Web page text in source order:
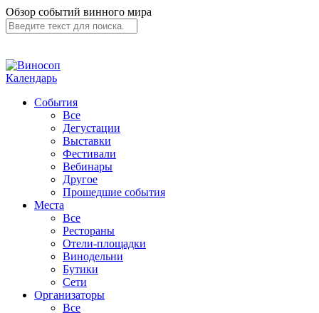
Обзор событий винного мира
Календарь
События
Все
Дегустации
Выставки
Фестивали
Вебинары
Другое
Прошедшие события
Места
Все
Рестораны
Отели-площадки
Винодельни
Бутики
Сети
Организаторы
Все